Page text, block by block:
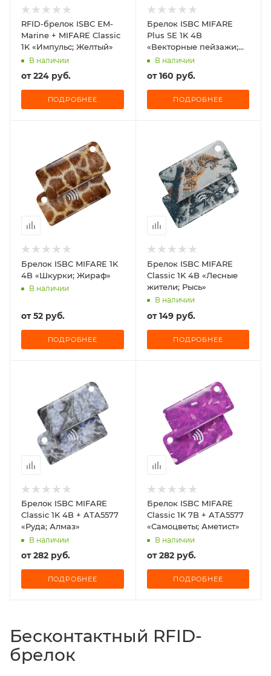
RFID-брелок ISBC EM-
Marine + MIFARE Classic
1K «Импульс; Желтый»
В наличии
от224 руб.
ПОДРОБНЕЕ
Брелок ISBC MIFARE
Plus SE 1K 4B
«Векторные пейзажи;
Лес»В наличии
от160 руб.
ПОДРОБНЕЕ
Брелок ISBC MIFARE 1K
4B «Шкурки; Жираф»
В наличии
от52 руб.
ПОДРОБНЕЕ
Брелок ISBC MIFARE
Classic 1K 4B «Лесные
жители; Рысь»
В наличии
от149 руб.
ПОДРОБНЕЕ
Брелок ISBC MIFARE
Classic 1K 4B + ATA5577
«Руда; Алмаз»
В наличии
от282 руб.
ПОДРОБНЕЕ
Брелок ISBC MIFARE
Classic 1K 7B + ATA5577
«Самоцветы; Аметист»
В наличии
от282 руб.
ПОДРОБНЕЕ
Бесконтактный RFID-
брелок